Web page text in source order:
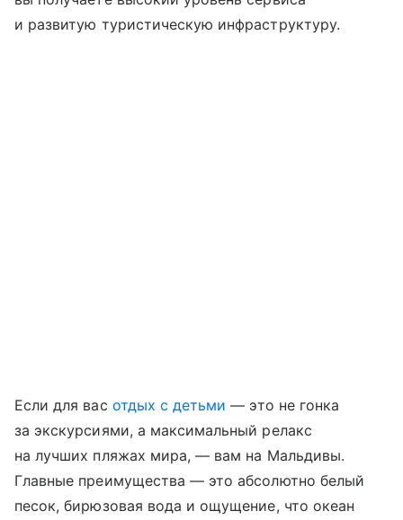
и развитую туристическую инфраструктуру.
Если для вас отдых с детьми — это не гонка
за экскурсиями, а максимальный релакс
на лучших пляжах мира, — вам на Мальдивы.
Главные преимущества — это абсолютно белый
песок, бирюзовая вода и ощущение, что океан